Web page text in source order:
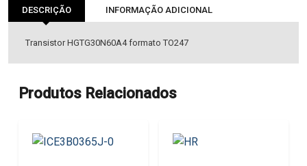
DESCRIÇÃO INFORMAÇÃO ADICIONAL
Transistor HGTG30N60A4 formato TO247
Produtos Relacionados